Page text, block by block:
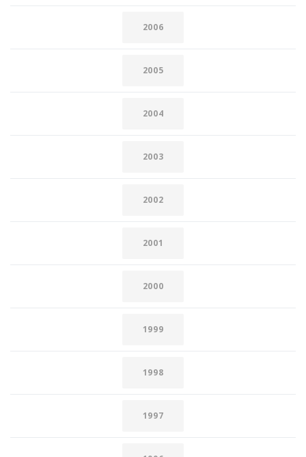
2006
2005
2004
2003
2002
2001
2000
1999
1998
1997